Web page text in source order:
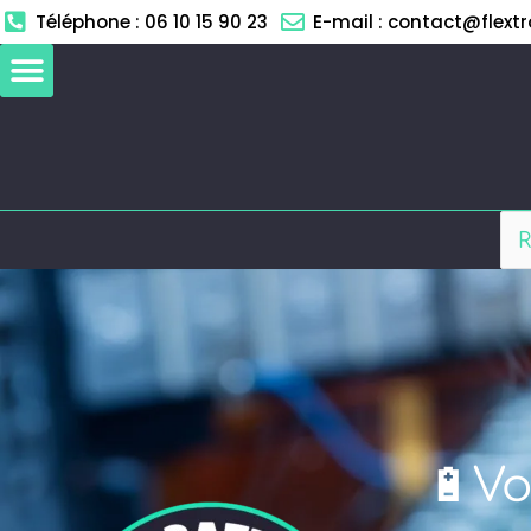
Aller
au
contenu
Téléphone : 06 10 15 90 23 E-mail :